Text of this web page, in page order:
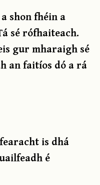
shon fhéin a
sé rófhaiteach.
gur mharaigh sé
an faitíos dó a rá
is dhá
é